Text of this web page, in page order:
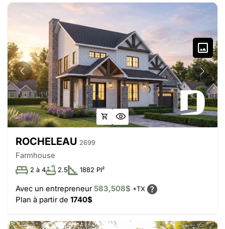
ROCHELEAU 2699
Farmhouse
2 à 4 2.5 1882 PI²
Avec un entrepreneur583,508$ +TX
Plan à partir de 1740$